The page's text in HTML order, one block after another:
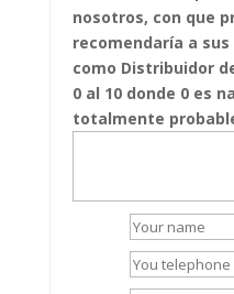
nosotros, con que
recomendaría a
como Distribuidor
0 al 10 donde 0 es
totalmente